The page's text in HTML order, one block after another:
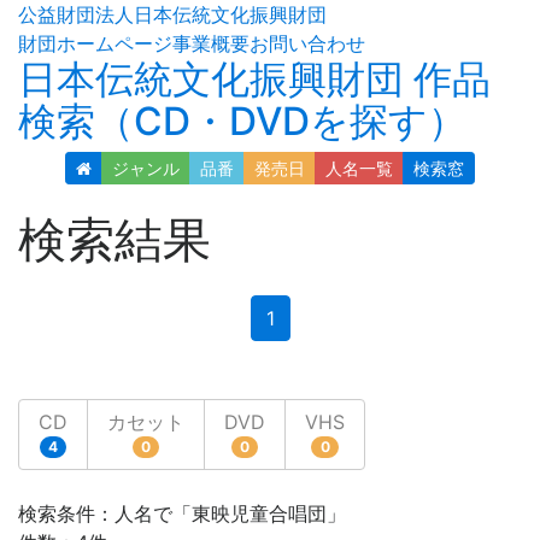
公益財団法人日本伝統文化振興財団
財団ホームページ事業概要お問い合わせ
日本伝統文化振興財団 作品
検索（CD・DVDを探す）
ジャンル 品番 発売日 人名一覧 検索窓
検索結果
1(current)
CD
4
カセット
0
DVD
0
VHS
0
検索条件：人名で「東映児童合唱団」